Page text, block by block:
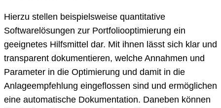
Hierzu stellen beispielsweise quantitative
Softwarelösungen zur Portfoliooptimierung ein
geeignetes Hilfsmittel dar. Mit ihnen lässt sich klar und
transparent dokumentieren, welche Annahmen und
Parameter in die Optimierung und damit in die
Anlageempfehlung eingeflossen sind und ermöglichen
eine automatische Dokumentation. Daneben können